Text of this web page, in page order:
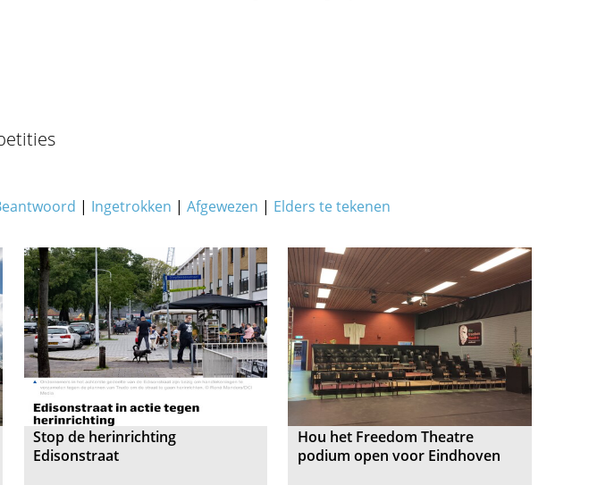
| Ingetrokken | Afgewezen | Elders te tekenen
Stop de herinrichting
Edisonstraat
Hou het Freedom Theatre
podium open voor Eindhoven